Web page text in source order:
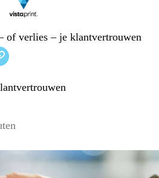
of verlies – je klantvertrouwen